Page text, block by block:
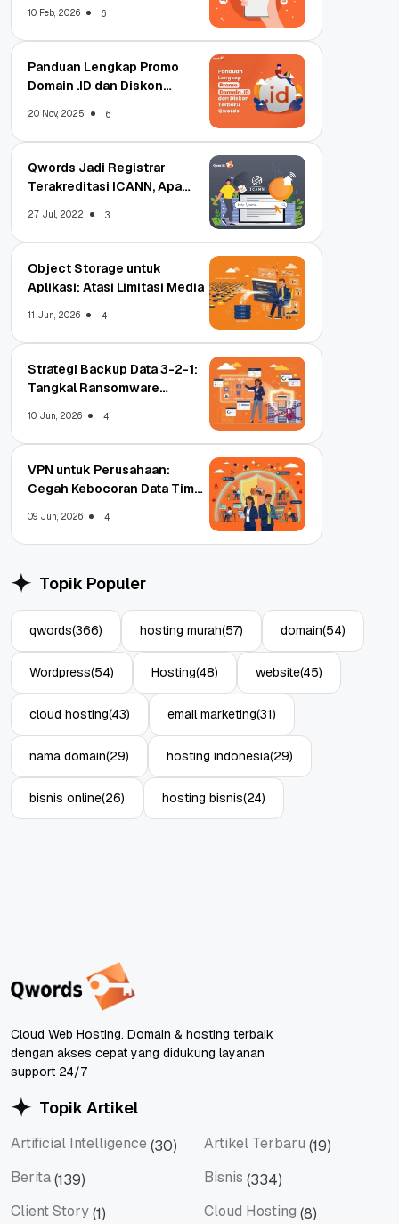
10 Feb, 2026 6
Panduan Lengkap Promo
Domain .ID dan Diskon
20 Nov, 2025 6
Qwords Jadi Registrar
Terakreditasi ICANN, Apa
27 Jul, 2022 3
Object Storage untuk
Aplikasi: Atasi Limitasi Media
11 Jun, 2026 4
Strategi Backup Data 3-2-1:
Tangkal Ransomware
10 Jun, 2026 4
VPN untuk Perusahaan:
Cegah Kebocoran Data Tim
09 Jun, 2026 4
Topik Populer
qwords(366) hosting murah(57) domain(54)
Wordpress(54) Hosting(48) website(45)
cloud hosting(43) email marketing(31)
nama domain(29) hosting indonesia(29)
bisnis online(26) hosting bisnis(24)
Cloud Web Hosting. Domain & hosting terbaik
dengan akses cepat yang didukung layanan
support 24/7
Topik Artikel
Artificial Intelligence (30) Artikel Terbaru (19)
Berita(139) Bisnis (334)
Client Story(1) Cloud Hosting (8)